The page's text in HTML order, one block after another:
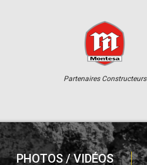
Partenaires Constructeurs
PHOTOS / VIDÉOS